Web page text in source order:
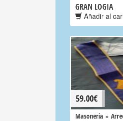
GRAN LOGIA
Añadir al
59.00€
Masoneria »